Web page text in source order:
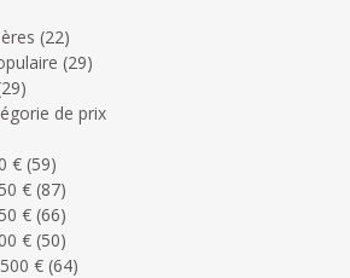
(22)
(29)
de prix
€ (59)
€ (87)
€ (66)
€ (50)
€ (64)